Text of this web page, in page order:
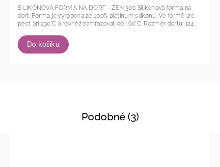
Do košíku
SILIKONOVÁ FORMA NA DORT - ZEN 300 Silikonová forma na
dort. Forma je vyrobena ze 100% platinum silikonu. Ve formě lze
péct při 230°C a rovněž zamrazovat do -60°C. Rozměr dortu: 124...
Podobné (3)